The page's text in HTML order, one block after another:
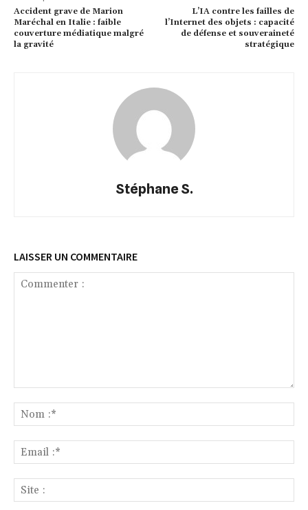
Accident grave de Marion
Maréchal en Italie : faible
couverture médiatique malgré
la gravité
L’IA contre les failles de
l’Internet des objets : capacité
de défense et souveraineté
stratégique
Stéphane S.
LAISSER UN COMMENTAIRE
:*
:*
: